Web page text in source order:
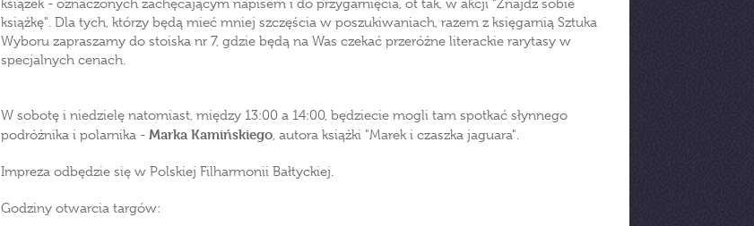
książek - oznaczonych zachęcającym napisem i do przygarnięcia, ot tak, w akcji "Znajdź sobie
książkę". Dla tych, którzy będą mieć mniej szczęścia w poszukiwaniach, razem z księgarnią Sztuka
Wyboru zapraszamy do stoiska nr 7, gdzie będą na Was czekać przeróżne literackie rarytasy w
specjalnych cenach.
W sobotę i niedzielę natomiast, między 13:00 a 14:00, będziecie mogli tam spotkać słynnego
podróżnika i polarnika - Marka Kamińskiego, autora książki "Marek i czaszka jaguara".
Impreza odbędzie się w Polskiej Filharmonii Bałtyckiej.
Godziny otwarcia targów: